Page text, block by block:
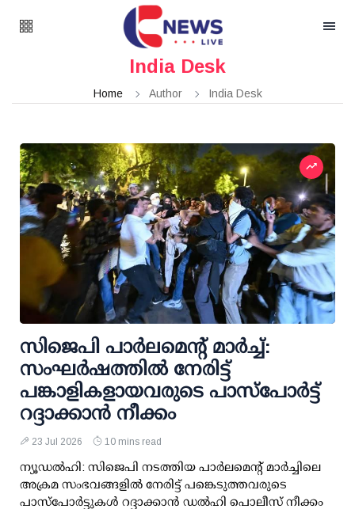
India Desk
Home Author India Desk
സിജെപി പാര്‍ലമെന്റ് മാര്‍ച്ച്:
സംഘര്‍ഷത്തില്‍ നേരിട്ട്
പങ്കാളികളായവരുടെ പാസ്പോര്‍ട്ട്
റദ്ദാക്കാന്‍ നീക്കം
23 Jul 2026 10 mins read
ന്യൂഡല്‍ഹി: സിജെപി നടത്തിയ പാര്‍ലമെന്റ് മാര്‍ച്ചിലെ
അക്രമ സംഭവങ്ങളില്‍ നേരിട്ട് പങ്കെടുത്തവരുടെ
പാസ്പോര്‍ട്ടുകള്‍ റദ്ദാക്കാന്‍ ഡല്‍ഹി പൊലീസ് നീക്കം